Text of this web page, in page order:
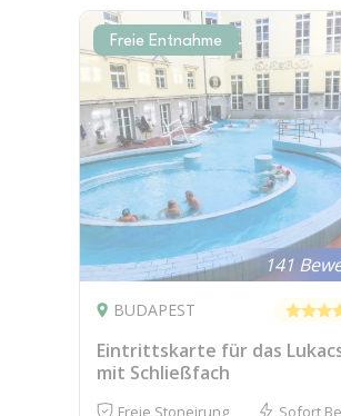
Freie Entnahme
141
BUDAPEST
Eintrittskarte für das
mit Schließfach
Freie Stoneirung
Sofort